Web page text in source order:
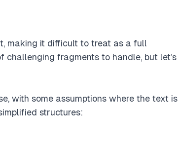
segment, analyzing bases and their
making it difficult to treat as a full
challenging fragments to handle, but let’s
with some assumptions where the text is
structures: